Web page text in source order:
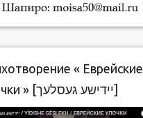
« Еврейские
улочки » [יידישע געסלעך]